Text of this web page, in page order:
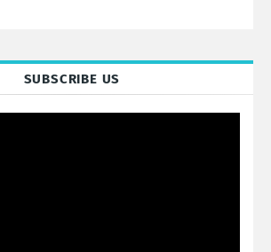
SUBSCRIBE US